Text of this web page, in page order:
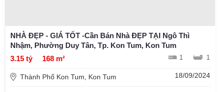
NHÀ ĐẸP - GIÁ TỐT -Cần Bán Nhà ĐẸP TẠI Ngô Thì
Nhậm, Phường Duy Tân, Tp. Kon Tum, Kon Tum
3.15 tỷ
168 m² 1 1
Thành Phố Kon Tum, Kon Tum 18/09/2024